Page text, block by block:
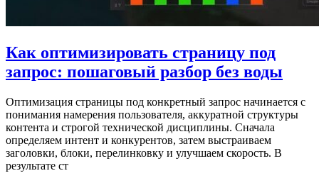
Как оптимизировать страницу под
запрос: пошаговый разбор без воды
Оптимизация страницы под конкретный запрос начинается с
понимания намерения пользователя, аккуратной структуры
контента и строгой технической дисциплины. Сначала
определяем интент и конкурентов, затем выстраиваем
заголовки, блоки, перелинковку и улучшаем скорость. В
результате ст